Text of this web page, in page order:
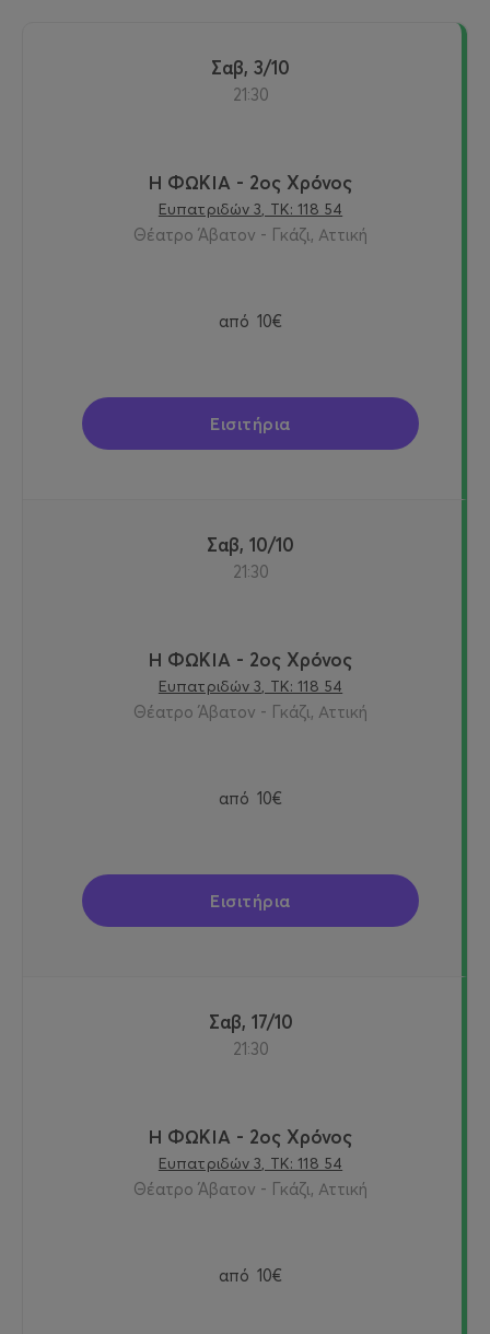
Σαβ, 3/10
21:30
Η ΦΩΚΙΑ - 2ος Χρόνος
Ευπατριδών 3, ΤΚ: 118 54
Θέατρο Άβατον - Γκάζι, Αττική
από 10€
Εισιτήρια
Σαβ, 10/10
21:30
Η ΦΩΚΙΑ - 2ος Χρόνος
Ευπατριδών 3, ΤΚ: 118 54
Θέατρο Άβατον - Γκάζι, Αττική
από 10€
Εισιτήρια
Σαβ, 17/10
21:30
Η ΦΩΚΙΑ - 2ος Χρόνος
Ευπατριδών 3, ΤΚ: 118 54
Θέατρο Άβατον - Γκάζι, Αττική
από 10€